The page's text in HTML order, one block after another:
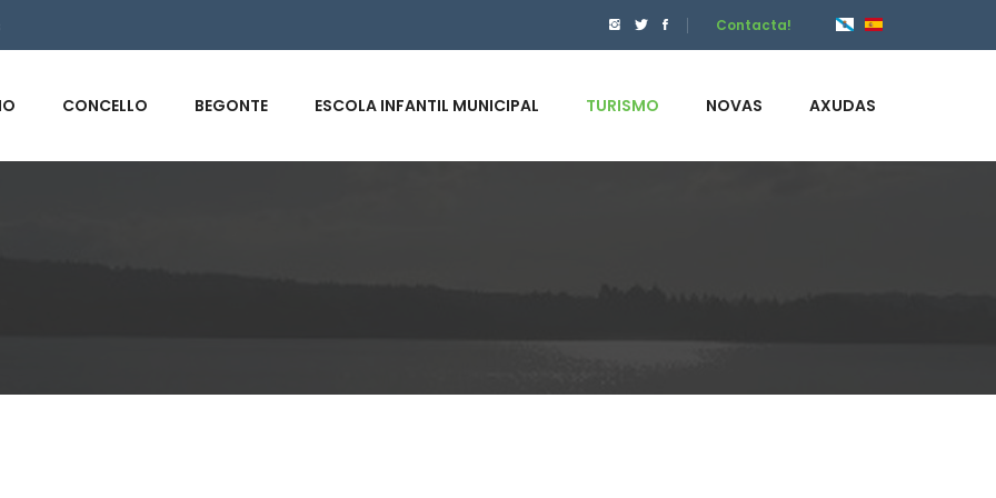
Contacta!
CONCELLO BEGONTE ESCOLA INFANTIL MUNICIPAL TURISMO NOVAS AXUDAS